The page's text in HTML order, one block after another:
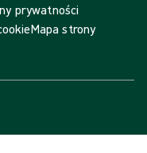
prywatności
Mapa strony